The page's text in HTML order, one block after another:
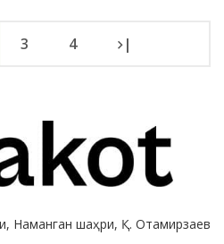
3 4 |
Наманган шаҳри, Қ. Отамирзаев